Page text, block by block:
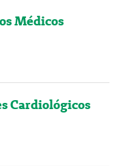
Médicos
Cardiológicos